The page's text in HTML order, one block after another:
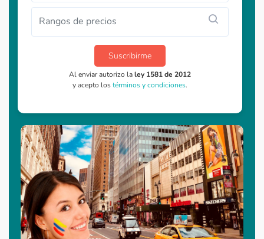
Rangos de precios
Suscribirme
Al enviar autorizo laley 1581 de 2012
y acepto lostérminos y condiciones.